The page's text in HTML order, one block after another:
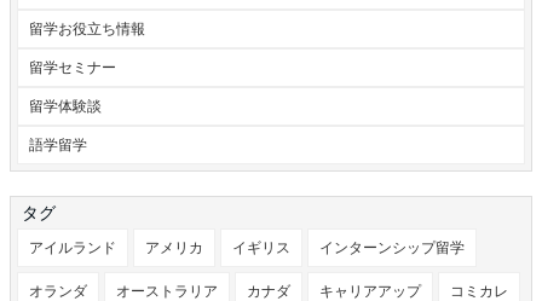
留学お役立ち情報
留学セミナー
留学体験談
語学留学
タグ
アイルランド アメリカ イギリス インターンシップ留学
オランダ オーストラリア カナダ キャリアアップ コミカレ